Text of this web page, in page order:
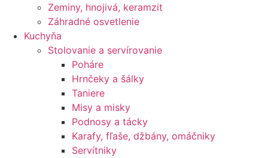
Zeminy, hnojivá, keramzit
Záhradné osvetlenie
Kuchyňa
Stolovanie a servírovanie
Poháre
Hrnčeky a šálky
Taniere
Misy a misky
Podnosy a tácky
Karafy, fľaše, džbány, omáčniky
Servítniky